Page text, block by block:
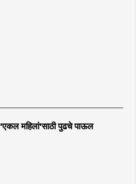
'एकल महिलां'साठी पुढचे पाऊल